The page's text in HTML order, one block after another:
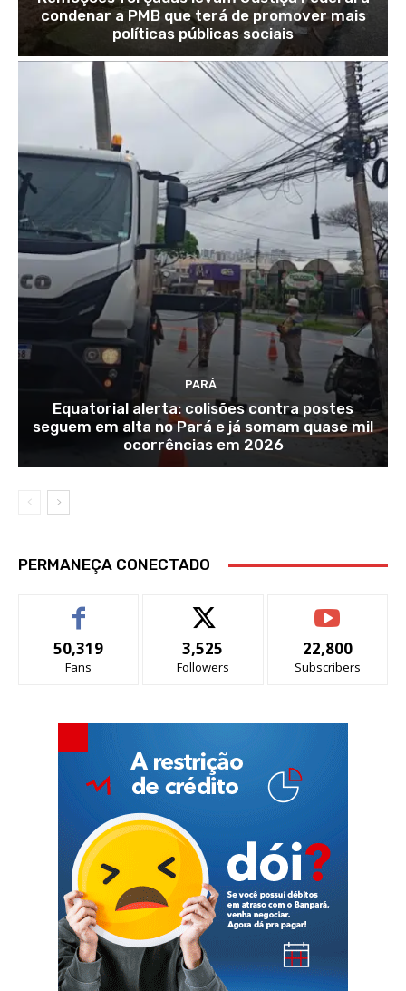
condenar a PMB que terá de promover mais
políticas públicas sociais
PARÁ
Equatorial alerta: colisões contra postes
seguem em alta no Pará e já somam quase mil
ocorrências em 2026
PERMANEÇA CONECTADO
50,319
Fans
3,525
Followers
22,800
Subscribers